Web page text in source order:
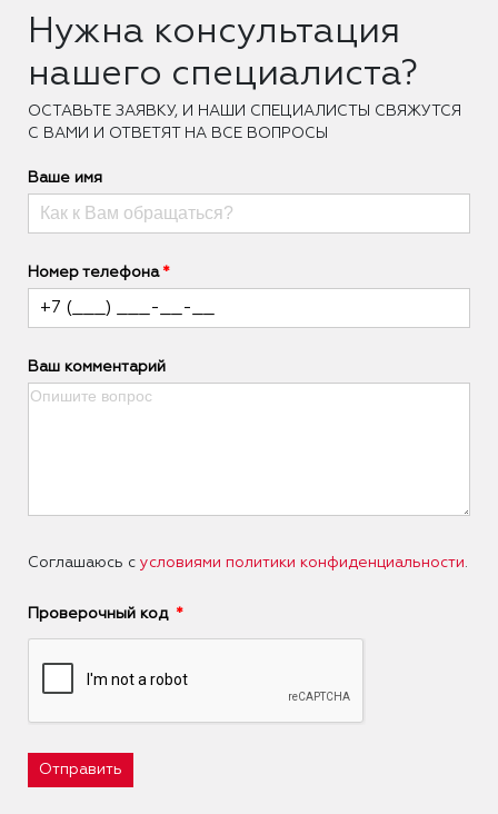
Нужна консультация
нашего специалиста?
ОCТАВЬТЕ ЗАЯВКУ, И НАШИ СПЕЦИАЛИСТЫ СВЯЖУТСЯ
С ВАМИ И ОТВЕТЯТ НА ВСЕ ВОПРОСЫ
Ваше имя
Номер телефона
Ваш комментарий
Соглашаюсь с условиями политики конфиденциальности
Проверочный код
Отправить